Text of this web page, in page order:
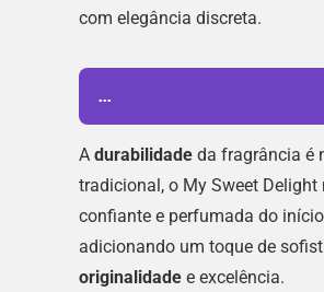
com elegância discreta.
...
A durabilidade da fragrância é
tradicional, o My Sweet
confiante e perfumada do
adicionando um toque de
originalidade e excelência.